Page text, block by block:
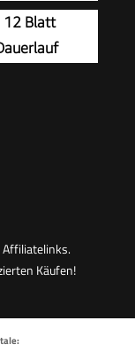
13l
12 Blatt
Affiliatelinks.
Käufen!